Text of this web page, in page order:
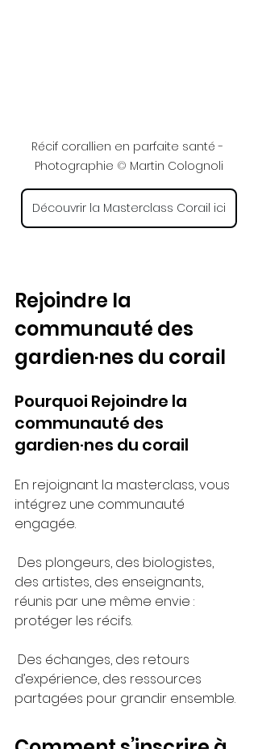
Récif corallien en parfaite santé -
Photographie © Martin Colognoli
Découvrir la Masterclass Corail ici
Rejoindre la
communauté des
gardien·nes du corail
Pourquoi Rejoindre la
communauté des
gardien·nes du corail
En rejoignant la masterclass, vous
intégrez une communauté
engagée.
des artistes, des enseignants,
réunis par une même envie :
protéger les récifs.
d’expérience, des ressources
partagées pour grandir ensemble.